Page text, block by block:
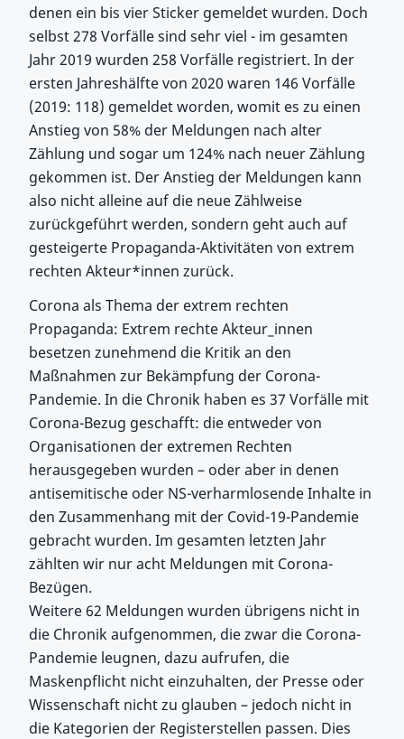
denen ein bis vier Sticker gemeldet wurden. Doch
selbst 278 Vorfälle sind sehr viel - im gesamten
Jahr 2019 wurden 258 Vorfälle registriert. In der
ersten Jahreshälfte von 2020 waren 146 Vorfälle
(2019: 118) gemeldet worden, womit es zu einen
Anstieg von 58% der Meldungen nach alter
Zählung und sogar um 124% nach neuer Zählung
gekommen ist. Der Anstieg der Meldungen kann
also nicht alleine auf die neue Zählweise
zurückgeführt werden, sondern geht auch auf
gesteigerte Propaganda-Aktivitäten von extrem
rechten Akteur*innen zurück.
Corona als Thema der extrem rechten
Propaganda: Extrem rechte Akteur_innen
besetzen zunehmend die Kritik an den
Maßnahmen zur Bekämpfung der Corona-
Pandemie. In die Chronik haben es 37 Vorfälle mit
Corona-Bezug geschafft: die entweder von
Organisationen der extremen Rechten
herausgegeben wurden – oder aber in denen
antisemitische oder NS-verharmlosende Inhalte in
den Zusammenhang mit der Covid-19-Pandemie
gebracht wurden. Im gesamten letzten Jahr
zählten wir nur acht Meldungen mit Corona-
Bezügen.
Weitere 62 Meldungen wurden übrigens nicht in
die Chronik aufgenommen, die zwar die Corona-
Pandemie leugnen, dazu aufrufen, die
Maskenpflicht nicht einzuhalten, der Presse oder
Wissenschaft nicht zu glauben – jedoch nicht in
die Kategorien der Registerstellen passen. Dies